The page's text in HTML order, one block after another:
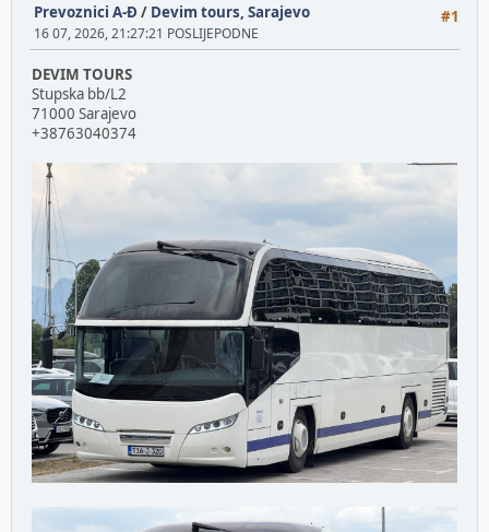
#1
Prevoznici A-Đ / Devim tours, Sarajevo
16 07, 2026, 21:27:21 POSLIJEPODNE
DEVIM TOURS
Stupska bb/L2
71000 Sarajevo
+38763040374